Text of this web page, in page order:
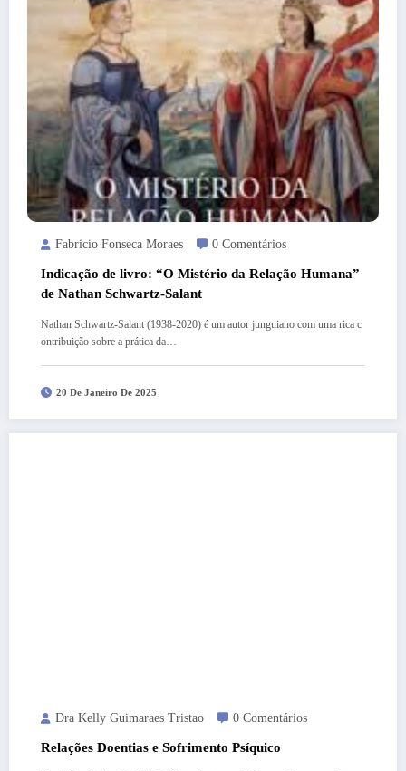
Fabricio Fonseca Moraes 0 Comentários
Indicação de livro: “O Mistério da Relação Humana”
de Nathan Schwartz-Salant
Nathan Schwartz-Salant (1938-2020) é um autor junguiano com uma rica c
ontribuição sobre a prática da…
20 De Janeiro De 2025
Dra Kelly Guimaraes Tristao 0 Comentários
Relações Doentias e Sofrimento Psíquico